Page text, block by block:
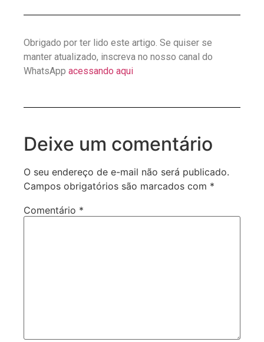
Obrigado por ter lido este artigo. Se quiser se
manter atualizado, inscreva no nosso canal do
WhatsApp acessando aqui
Deixe um comentário
O seu endereço de e-mail não será publicado.
Campos obrigatórios são marcados com *
Comentário *